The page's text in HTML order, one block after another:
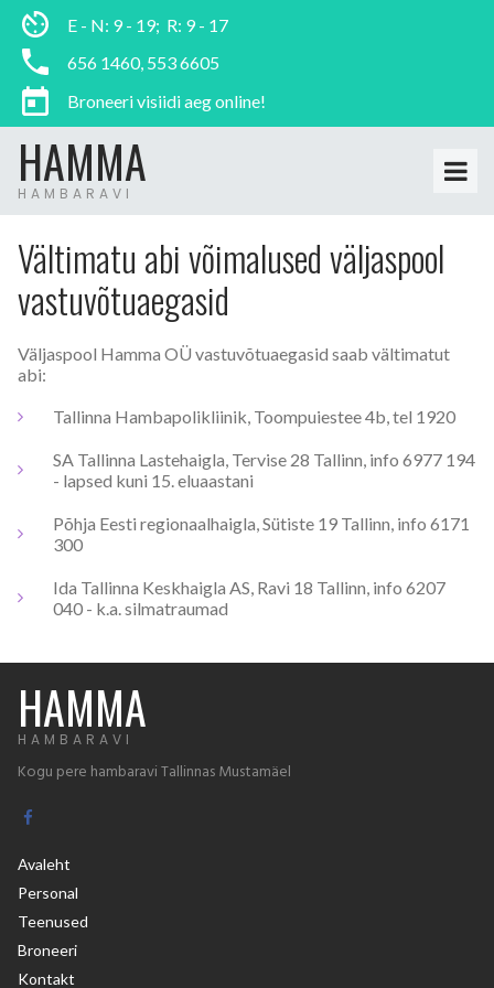
E - N: 9 - 19; R: 9 - 17
656 1460, 553 6605
Broneeri visiidi aeg online!
HAMMA
HAMBARAVI
Vältimatu abi võimalused väljaspool
vastuvõtuaegasid
Väljaspool Hamma OÜ vastuvõtuaegasid saab vältimatut
abi:
Tallinna Hambapolikliinik, Toompuiestee 4b, tel 1920
SA Tallinna Lastehaigla, Tervise 28 Tallinn, info 6977 194
- lapsed kuni 15. eluaastani
Põhja Eesti regionaalhaigla, Sütiste 19 Tallinn, info 6171
300
Ida Tallinna Keskhaigla AS, Ravi 18 Tallinn, info 6207
040 - k.a. silmatraumad
HAMMA
HAMBARAVI
Kogu pere hambaravi Tallinnas Mustamäel

Avaleht
Personal
Teenused
Broneeri
Kontakt